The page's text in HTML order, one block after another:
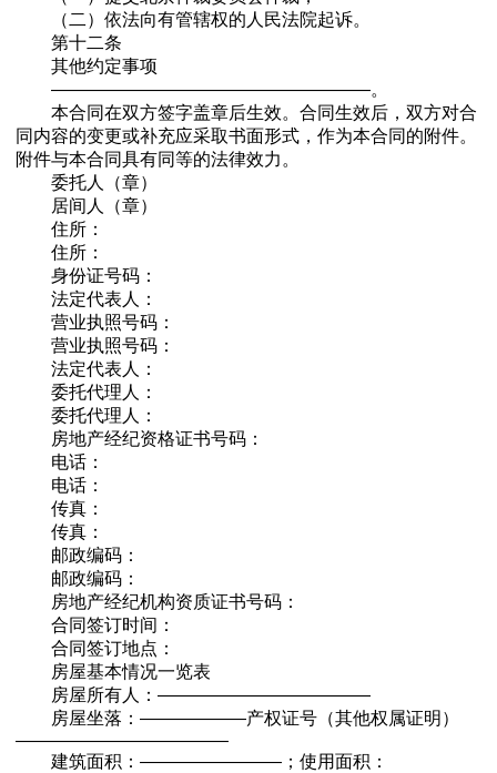
（二）依法向有管辖权的人民法院起诉。
第十二条
其他约定事项
——————————————————。
本合同在双方签字盖章后生效。合同生效后，双方对合
同内容的变更或补充应采取书面形式，作为本合同的附件。
附件与本合同具有同等的法律效力。
委托人（章）
居间人（章）
住所：
住所：
身份证号码：
法定代表人：
营业执照号码：
营业执照号码：
法定代表人：
委托代理人：
委托代理人：
房地产经纪资格证书号码：
电话：
电话：
传真：
传真：
邮政编码：
邮政编码：
房地产经纪机构资质证书号码：
合同签订时间：
合同签订地点：
房屋基本情况一览表
房屋所有人：————————————
房屋坐落：——————产权证号（其他权属证明）
————————————
建筑面积：————————；使用面积：